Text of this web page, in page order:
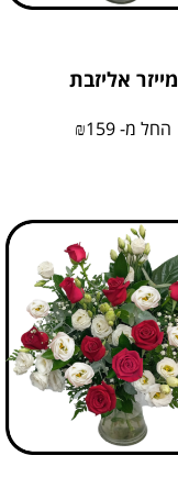
מייזר אליזבת
החל מ- ₪159